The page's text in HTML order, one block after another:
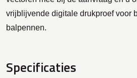
vrijblijvende digitale drukproef voor
balpennen.
Specificaties